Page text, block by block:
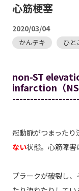
心筋梗塞
2020/03/04
かんテキ ひ
non-ST
infarction（
冠動脈がつまったり
ない状態。心筋障害
プラークが破裂し